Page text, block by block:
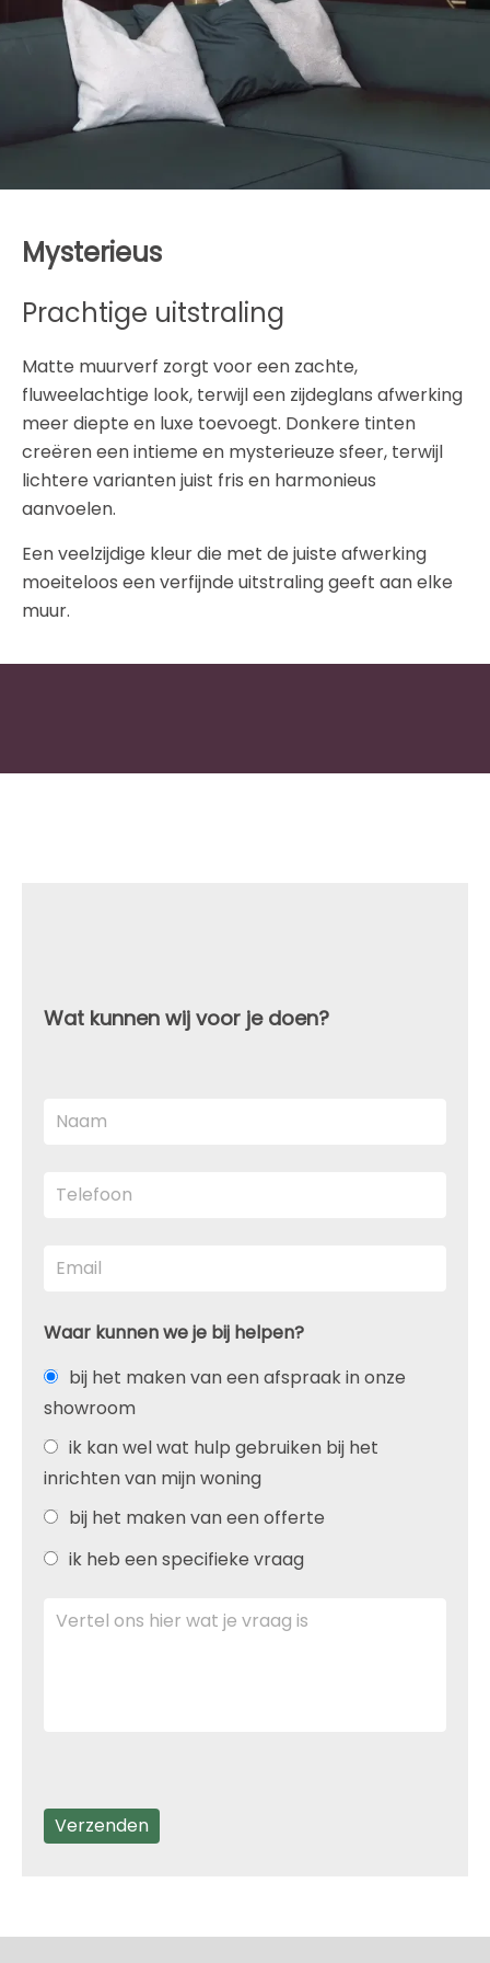
Mysterieus
Prachtige uitstraling
Matte muurverf zorgt voor een zachte,
fluweelachtige look, terwijl een zijdeglans afwerking
meer diepte en luxe toevoegt. Donkere tinten
creëren een intieme en mysterieuze sfeer, terwijl
lichtere varianten juist fris en harmonieus
aanvoelen.
Een veelzijdige kleur die met de juiste afwerking
moeiteloos een verfijnde uitstraling geeft aan elke
muur.
Wat kunnen wij voor je doen?
Waar kunnen we je bij helpen?
bij het maken van een afspraak in onze
showroom
ik kan wel wat hulp gebruiken bij het
inrichten van mijn woning
bij het maken van een offerte
ik heb een specifieke vraag